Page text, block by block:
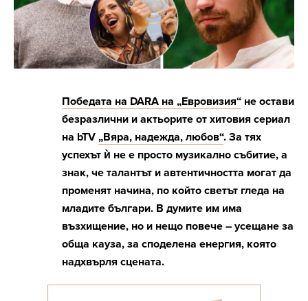
Победата на DARA на „Евровизия“ не остави
безразлични и актьорите от хитовия сериал
на bTV „Вяра, надежда, любов“. За тях
успехът ѝ не е просто музикално събитие, а
знак, че талантът и автентичността могат да
променят начина, по който светът гледа на
младите българи. В думите им има
възхищение, но и нещо повече – усещане за
обща кауза, за споделена енергия, която
надхвърля сцената.